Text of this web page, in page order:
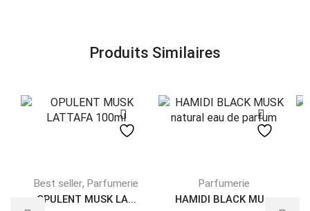
Produits Similaires
Best seller, Parfumerie
OPULENT MUSK LA...
Parfumerie
HAMIDI BLACK MU...